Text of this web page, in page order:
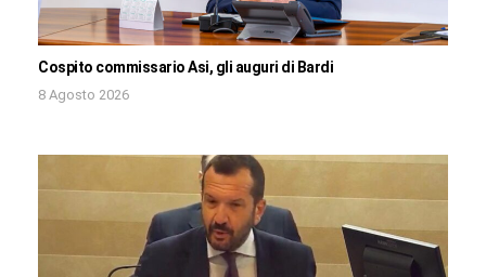
Cospito commissario Asi, gli auguri di Bardi
8 Agosto 2026